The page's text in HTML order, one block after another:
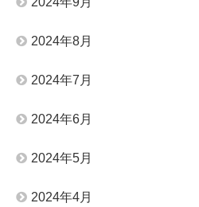
2024年8月
2024年7月
2024年6月
2024年5月
2024年4月